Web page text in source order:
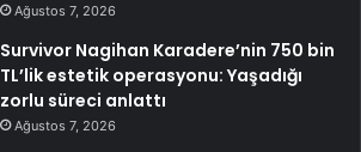
Ağustos 7, 2026
Survivor Nagihan Karadere’nin 750 bin
TL’lik estetik operasyonu: Yaşadığı
zorlu süreci anlattı
Ağustos 7, 2026